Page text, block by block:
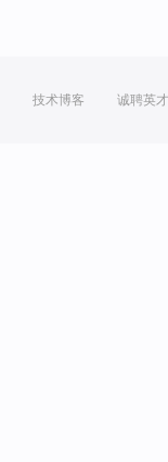
技术博客 诚聘英才